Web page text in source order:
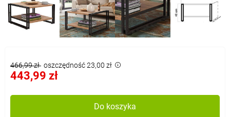
466,99 zł oszczędność 23,00 zł
443,99 zł
Do koszyka